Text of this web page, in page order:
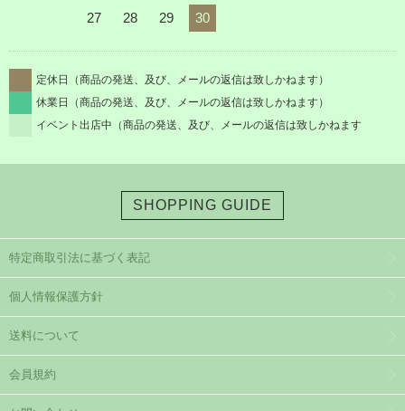
27 28 29 30
定休日（商品の発送、及び、メールの返信は致しかねます）
休業日（商品の発送、及び、メールの返信は致しかねます）
イベント出店中（商品の発送、及び、メールの返信は致しかねます
SHOPPING GUIDE
特定商取引法に基づく表記
個人情報保護方針
送料について
会員規約